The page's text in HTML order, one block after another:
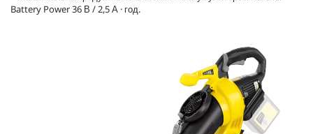
Battery Power 36 В / 2,5 А · год.